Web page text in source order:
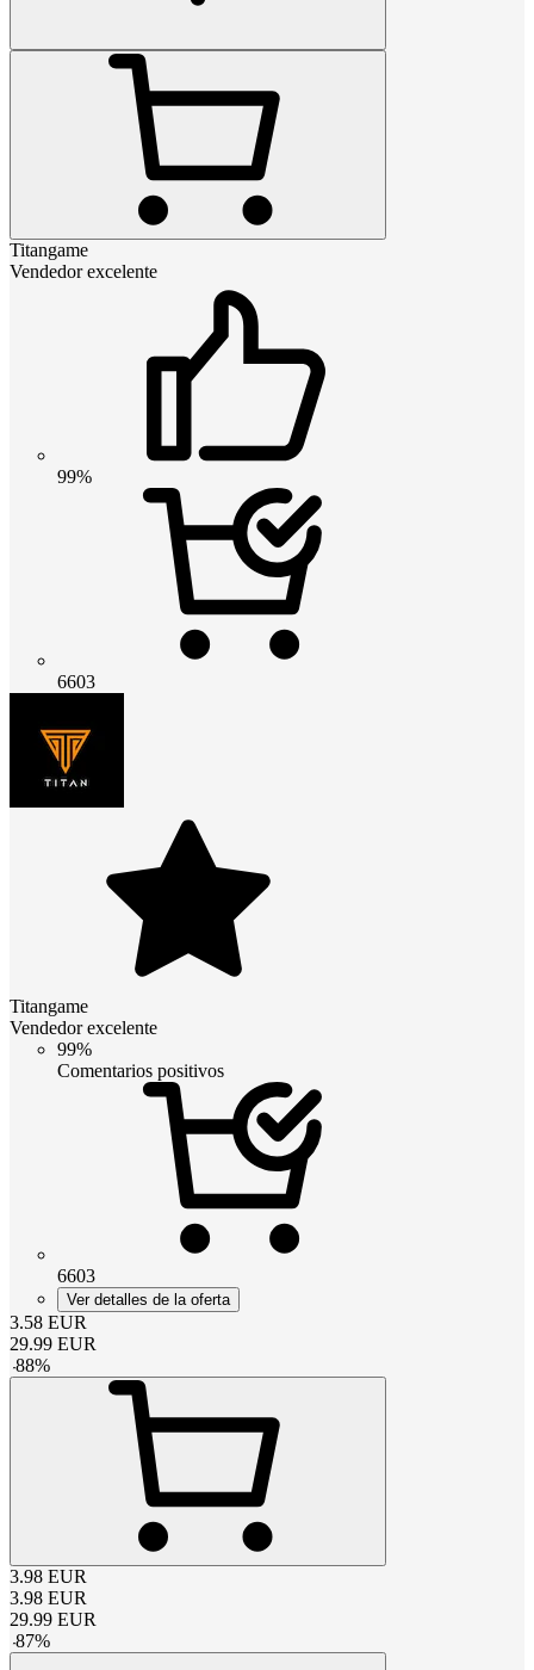
Titangame
Vendedor excelente
99%
6603
Titangame
Vendedor excelente
99%
Comentarios positivos
6603
Ver detalles de la oferta
3.58 EUR
29.99 EUR
-88%
3.98 EUR
3.98 EUR
29.99 EUR
-87%